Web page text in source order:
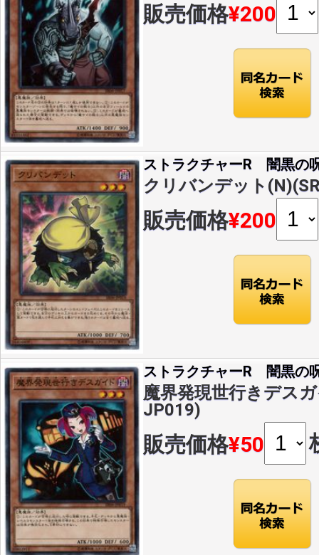
販売価格¥200
ストラクチャーR 闇黒の
クリバンデット
販売価格¥200
ストラクチャーR 闇黒の
魔界発現世行きデス
JP019)
販売価格¥50